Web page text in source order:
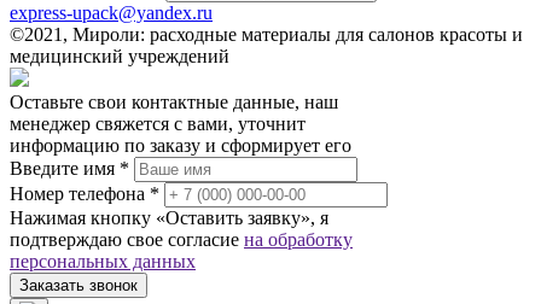
express-upack@yandex.ru
©2021, Мироли: расходные материалы для салонов красоты и
медицинский учреждений
Оставьте свои контактные данные, наш
менеджер свяжется с вами, уточнит
информацию по заказу и сформирует его
Введите имя *
Номер телефона *
Нажимая кнопку «Оставить заявку», я
подтверждаю свое согласие на обработку
персональных данных
Заказать звонок